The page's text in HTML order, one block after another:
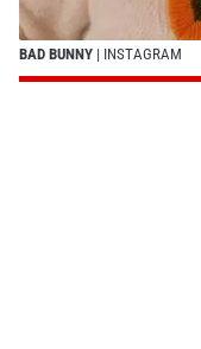
BAD BUNNY | INSTAGRAM